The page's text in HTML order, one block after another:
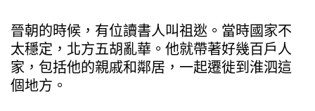
晉朝的時候，有位讀書人叫祖逖。當時國家不
太穩定，北方五胡亂華。他就帶著好幾百戶人
家，包括他的親戚和鄰居，一起遷徙到淮泗這
個地方。